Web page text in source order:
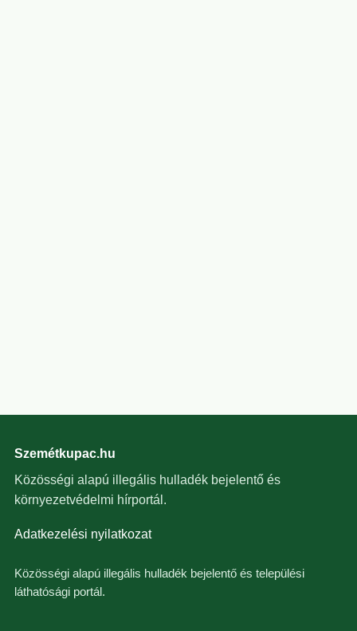
Szemétkupac.hu
Közösségi alapú illegális hulladék bejelentő és
környezetvédelmi hírportál.
Adatkezelési nyilatkozat
Közösségi alapú illegális hulladék bejelentő és települési
láthatósági portál.